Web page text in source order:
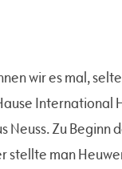
wir es mal,
International
Zu Beginn
stellte man